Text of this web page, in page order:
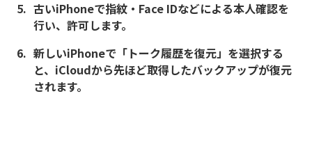
古いiPhoneで指紋・Face IDなどによる本人確認を
行い、許可します。
新しいiPhoneで「トーク履歴を復元」を選択する
と、iCloudから先ほど取得したバックアップが復元
されます。